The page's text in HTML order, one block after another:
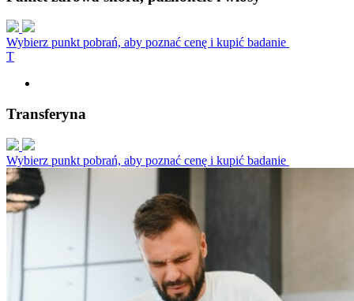
Wybierz punkt pobrań, aby poznać cenę i kupić badanie
T
Transferyna
Wybierz punkt pobrań, aby poznać cenę i kupić badanie